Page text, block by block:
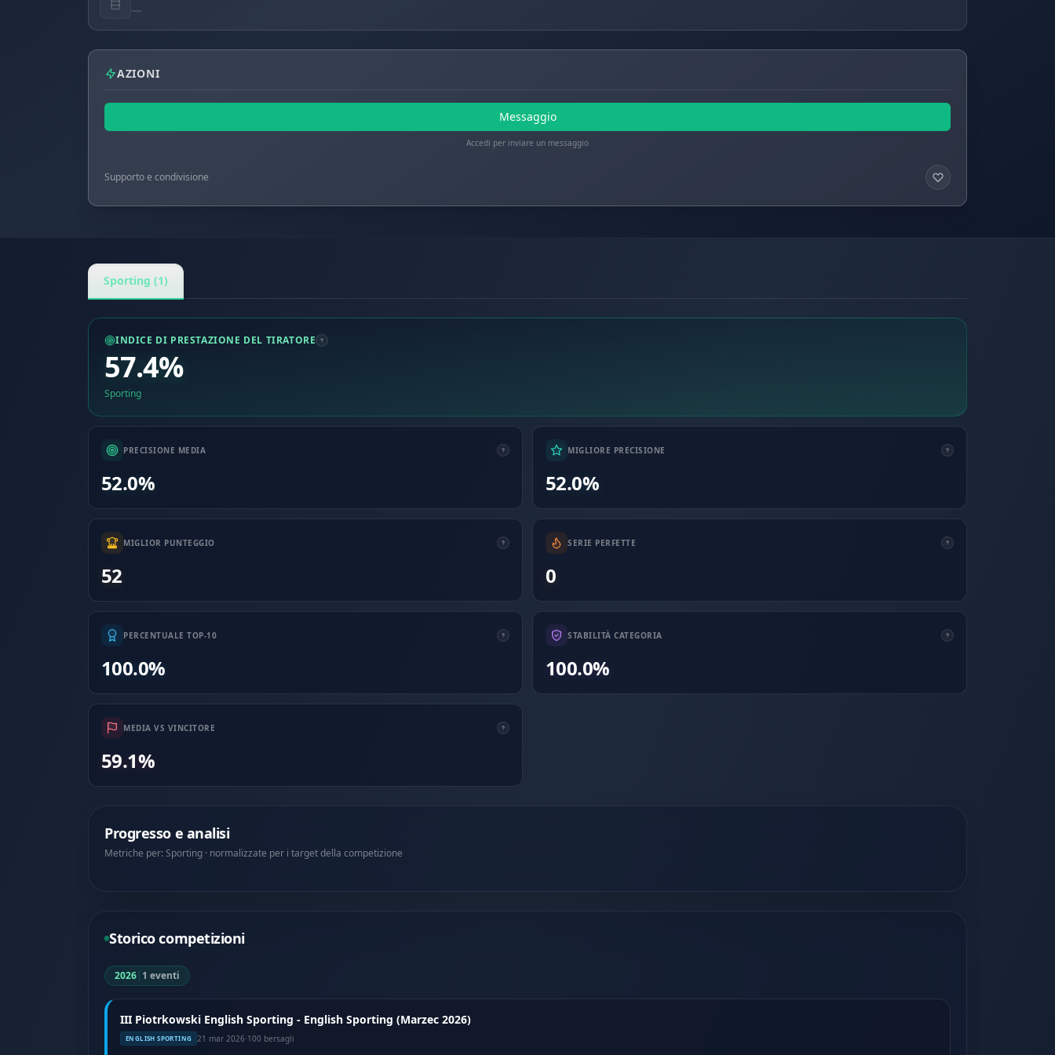
—
AZIONI
Messaggio
Accedi per inviare un messaggio
Supporto e condivisione
Sporting (1)
INDICE DI PRESTAZIONE DEL TIRATORE
57.4%
Sporting
PRECISIONE MEDIA
52.0%
MIGLIORE PRECISIONE
52.0%
MIGLIOR PUNTEGGIO
52
SERIE PERFETTE
0
PERCENTUALE TOP-10
100.0%
STABILITÀ CATEGORIA
100.0%
MEDIA VS VINCITORE
59.1%
Progresso e analisi
Metriche per: Sporting · normalizzate per i target della competizione
Storico competizioni
2026| 1 eventi
III Piotrkowski English Sporting - English Sporting (Marzec 2026)
ENGLISH SPORTING 21 mar 2026·100 bersagli